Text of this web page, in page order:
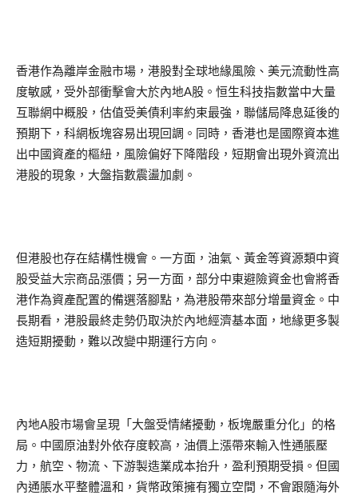
香港作為離岸金融市場，港股對全球地緣風險、美元流動性高
度敏感，受外部衝擊會大於內地A股。恒生科技指數當中大量
互聯網中概股，估值受美債利率約束最強，聯儲局降息延後的
預期下，科網板塊容易出現回調。同時，香港也是國際資本進
出中國資產的樞紐，風險偏好下降階段，短期會出現外資流出
港股的現象，大盤指數震盪加劇。
但港股也存在結構性機會。一方面，油氣、黃金等資源類中資
股受益大宗商品漲價；另一方面，部分中東避險資金也會將香
港作為資產配置的備選落腳點，為港股帶來部分增量資金。中
長期看，港股最終走勢仍取決於內地經濟基本面，地緣更多製
造短期擾動，難以改變中期運行方向。
內地A股市場會呈現「大盤受情緒擾動，板塊嚴重分化」的格
局。中國原油對外依存度較高，油價上漲帶來輸入性通脹壓
力，航空、物流、下游製造業成本抬升，盈利預期受損。但國
內通脹水平整體溫和，貨幣政策擁有獨立空間，不會跟隨海外